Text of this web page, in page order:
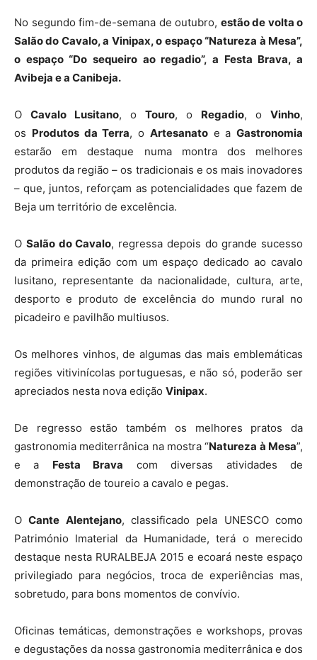
No segundo fim-de-semana de outubro, estão de volta o
Salão do Cavalo, a Vinipax, o espaço “Natureza à Mesa”,
o espaço “Do sequeiro ao regadio”, a Festa Brava, a
Avibeja e a Canibeja.
O Cavalo Lusitano, o Touro, o Regadio, o Vinho,
os Produtos da Terra, o Artesanatoe a Gastronomia
estarão em destaque numa montra dos melhores
produtos da região – os tradicionais e os mais inovadores
– que, juntos, reforçam as potencialidades que fazem de
Beja um território de excelência.
O Salão do Cavalo, regressa depois do grande sucesso
da primeira edição com um espaço dedicado ao cavalo
lusitano, representante da nacionalidade, cultura, arte,
desporto e produto de excelência do mundo rural no
picadeiro e pavilhão multiusos.
Os melhores vinhos, de algumas das mais emblemáticas
regiões vitivinícolas portuguesas, e não só, poderão ser
apreciados nesta nova edição Vinipax.
De regresso estão também os melhores pratos da
gastronomia mediterrânica na mostra “Natureza à Mesa”,
e a Festa Brava com diversas atividades de
demonstração de toureio a cavalo e pegas.
OCante Alentejano, classificado pela UNESCO como
Património Imaterial da Humanidade, terá o merecido
destaque nesta RURALBEJA 2015 e ecoará neste espaço
privilegiado para negócios, troca de experiências mas,
sobretudo, para bons momentos de convívio.
Oficinas temáticas, demonstrações e workshops, provas
e degustações da nossa gastronomia mediterrânica e dos